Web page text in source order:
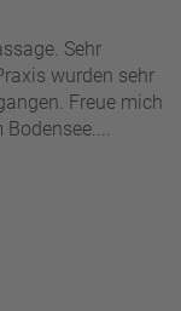
Sehr
wurden sehr
Freue mich